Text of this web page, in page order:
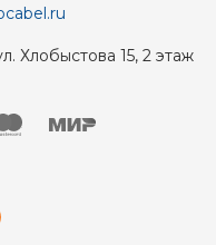
Хлобыстова 15, 2 этаж